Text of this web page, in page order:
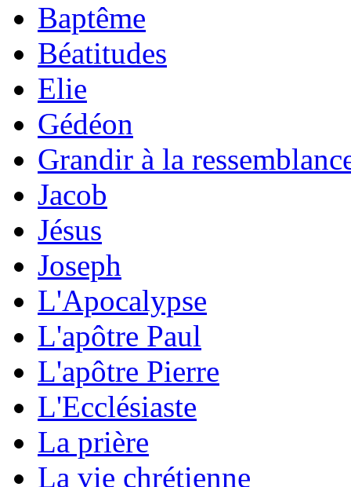
Baptême
Béatitudes
Elie
Gédéon
Grandir à la
Jacob
Jésus
Joseph
L'Apocalypse
L'apôtre Paul
L'apôtre Pierre
L'Ecclésiaste
La prière
La vie chrétienne